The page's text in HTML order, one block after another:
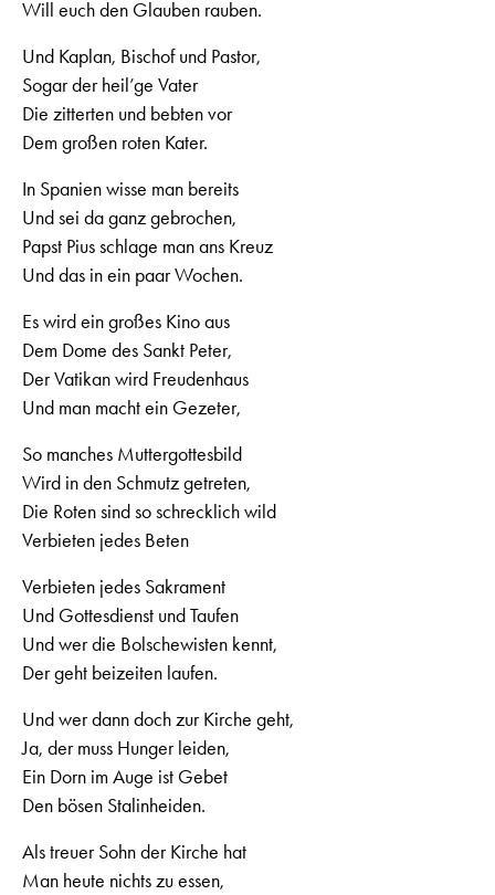
Will euch den Glauben rauben.
Und Kaplan, Bischof und Pastor,
Sogar der heil’ge Vater
Die zitterten und bebten vor
Dem großen roten Kater.
In Spanien wisse man bereits
Und sei da ganz gebrochen,
Papst Pius schlage man ans Kreuz
Und das in ein paar Wochen.
Es wird ein großes Kino aus
Dem Dome des Sankt Peter,
Der Vatikan wird Freudenhaus
Und man macht ein Gezeter,
So manches Muttergottesbild
Wird in den Schmutz getreten,
Die Roten sind so schrecklich wild
Verbieten jedes Beten
Verbieten jedes Sakrament
Und Gottesdienst und Taufen
Und wer die Bolschewisten kennt,
Der geht beizeiten laufen.
Und wer dann doch zur Kirche geht,
Ja, der muss Hunger leiden,
Ein Dorn im Auge ist Gebet
Den bösen Stalinheiden.
Als treuer Sohn der Kirche hat
Man heute nichts zu essen,